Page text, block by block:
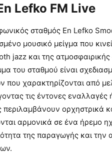
Lefko FM Live
σταθμός En Lefko
μουσικό μείγμα που
jazz και της
του σταθμού είναι
που χαρακτηρίζονται από
τις έντονες εναλλαγές
περιλαμβάνουν ορχηστρικά
αρμονικά σε ένα ήρεμο
της παραγωγής και την